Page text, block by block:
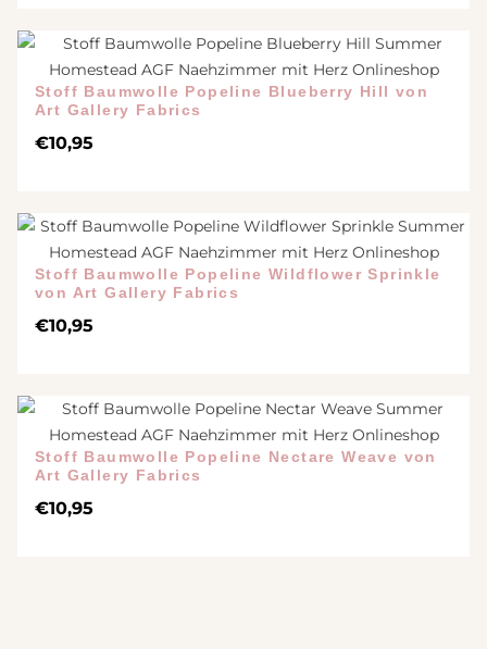
Stoff Baumwolle Popeline Blueberry Hill von
Art Gallery Fabrics
€10,95
Stoff Baumwolle Popeline Wildflower Sprinkle
von Art Gallery Fabrics
€10,95
Stoff Baumwolle Popeline Nectare Weave von
Art Gallery Fabrics
€10,95